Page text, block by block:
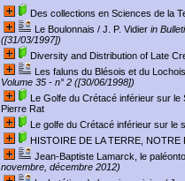
Des collections en Sciences de la
Le Boulonnais / J. P. Vidier in
([31/03/1997])
Diversity and Distribution of Late
Les faluns du Blésois et du
Volume 35 - n° 2 ([30/06/1998])
Le Golfe du Crétacé inférieur sur
Pierre Rat
Le golfe du Crétacé inférieur sur
HISTOIRE DE LA TERRE, NOTRE
Jean-Baptiste Lamarck, le
novembre, décembre 2012)